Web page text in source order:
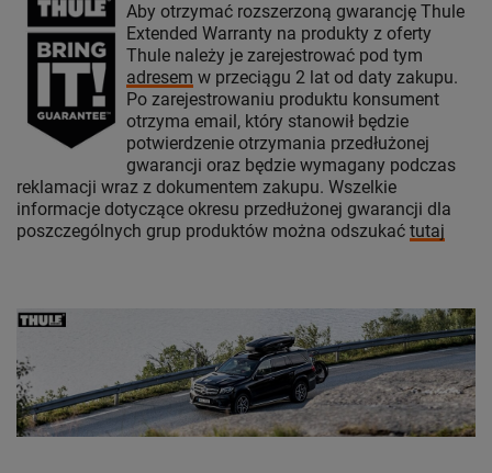
Aby otrzymać rozszerzoną gwarancję Thule
Extended Warranty na produkty z oferty
Thule należy je zarejestrować pod tym
adresem w przeciągu 2 lat od daty zakupu.
Po zarejestrowaniu produktu konsument
otrzyma email, który stanowił będzie
potwierdzenie otrzymania przedłużonej
gwarancji oraz będzie wymagany podczas
reklamacji wraz z dokumentem zakupu. Wszelkie
informacje dotyczące okresu przedłużonej gwarancji dla
poszczególnych grup produktów można odszukać tutaj